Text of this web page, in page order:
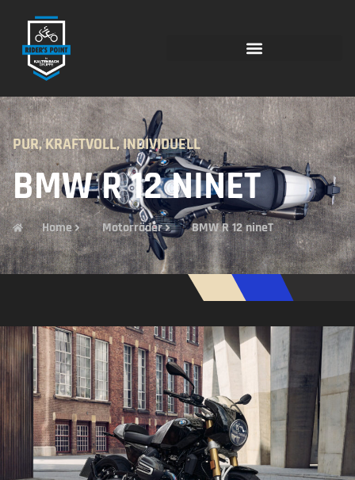
PUR, KRAFTVOLL, INDIVIDUELL
BMW R 12 NINET
Home Motorräder BMW R 12 nineT